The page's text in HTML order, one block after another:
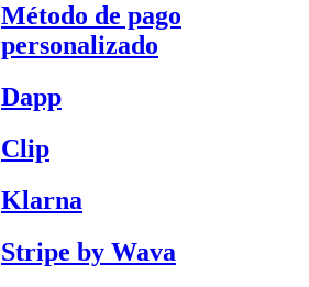
Método de pago
personalizado
Dapp
Clip
Klarna
Stripe by Wava